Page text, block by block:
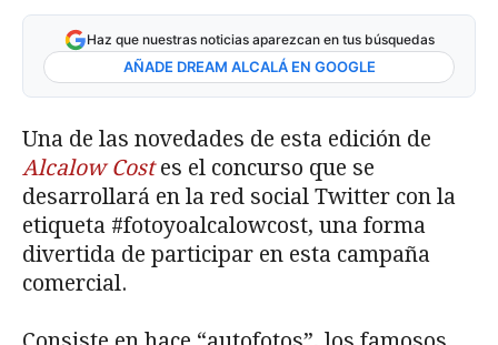
Haz que nuestras noticias aparezcan en tus búsquedas
AÑADE DREAM ALCALÁ EN GOOGLE
Una de las novedades de esta edición de
Alcalow Costes el concurso que se
desarrollará en la red social Twitter con la
etiqueta #fotoyoalcalowcost, una forma
divertida de participar en esta campaña
comercial.